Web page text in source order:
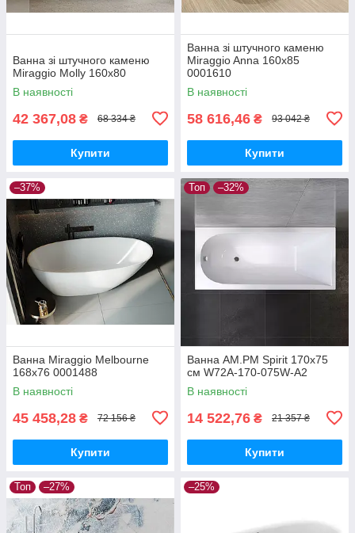
Ванна зі штучного каменю
Miraggio Molly 160х80
В наявності
42 367,08 ₴ 68 334 ₴
Купити
Ванна зі штучного каменю
Miraggio Anna 160x85
0001610
В наявності
58 616,46 ₴ 93 042 ₴
Купити
–37%
Ванна Miraggio Melbourne
168x76 0001488
В наявності
45 458,28 ₴ 72 156 ₴
Купити
Топ –32%
Ванна AM.PM Spirit 170х75
см W72A-170-075W-A2
В наявності
14 522,76 ₴ 21 357 ₴
Купити
Топ –27% –25%